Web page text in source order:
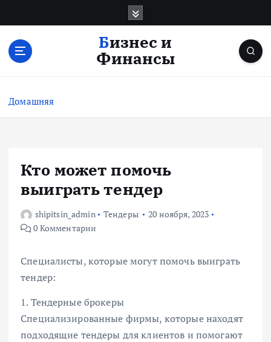
с
Бизнес и
Финансы
Домашняя
Кто может помочь
выиграть тендер
shipitsin_admin Тендеры
20 ноября, 2023
0 Комментарии
Специалисты, которые могут помочь выиграть
тендер:
1. Тендерные брокеры
Специализированные фирмы, которые находят
подходящие тендеры для клиентов и помогают